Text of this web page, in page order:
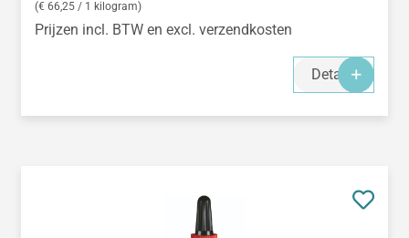
(€ 66,25 / 1 kilogram)
Prijzen incl. BTW en excl. verzendkosten
Details